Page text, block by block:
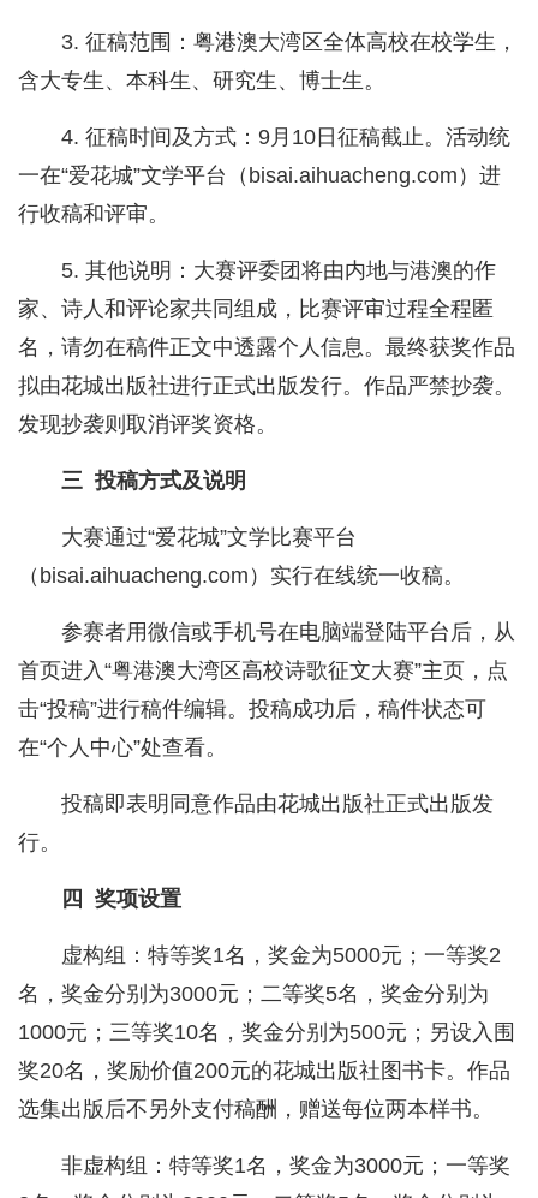
3. 征稿范围：粤港澳大湾区全体高校在校学生，
含大专生、本科生、研究生、博士生。
4. 征稿时间及方式：9月10日征稿截止。活动统
一在“爱花城”文学平台（bisai.aihuacheng.com）进
行收稿和评审。
5. 其他说明：大赛评委团将由内地与港澳的作
家、诗人和评论家共同组成，比赛评审过程全程匿
名，请勿在稿件正文中透露个人信息。最终获奖作品
拟由花城出版社进行正式出版发行。作品严禁抄袭。
发现抄袭则取消评奖资格。
三 投稿方式及说明
大赛通过“爱花城”文学比赛平台
（bisai.aihuacheng.com）实行在线统一收稿。
参赛者用微信或手机号在电脑端登陆平台后，从
首页进入“粤港澳大湾区高校诗歌征文大赛”主页，点
击“投稿”进行稿件编辑。投稿成功后，稿件状态可
在“个人中心”处查看。
投稿即表明同意作品由花城出版社正式出版发
行。
四 奖项设置
虚构组：特等奖1名，奖金为5000元；一等奖2
名，奖金分别为3000元；二等奖5名，奖金分别为
1000元；三等奖10名，奖金分别为500元；另设入围
奖20名，奖励价值200元的花城出版社图书卡。作品
选集出版后不另外支付稿酬，赠送每位两本样书。
非虚构组：特等奖1名，奖金为3000元；一等奖